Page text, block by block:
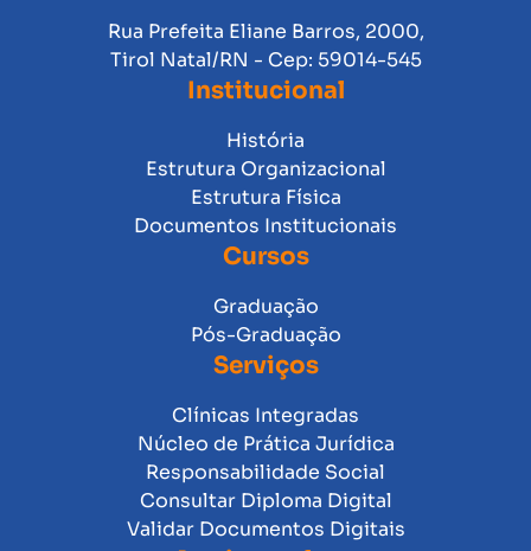
Rua Prefeita Eliane Barros, 2000,
Tirol Natal/RN - Cep: 59014-545
Institucional
História
Estrutura Organizacional
Estrutura Física
Documentos Institucionais
Cursos
Graduação
Pós-Graduação
Serviços
Clínicas Integradas
Núcleo de Prática Jurídica
Responsabilidade Social
Consultar Diploma Digital
Validar Documentos Digitais